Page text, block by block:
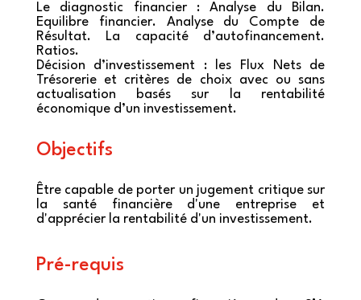
Le diagnostic financier : Analyse du Bilan.
Equilibre financier. Analyse du Compte de
Résultat. La capacité d’autofinancement.
Ratios.
Décision d’investissement : les Flux Nets de
Trésorerie et critères de choix avec ou sans
actualisation basés sur la rentabilité
économique d’un investissement.
Objectifs
Être capable de porter un jugement critique sur
la santé financière d'une entreprise et
d'apprécier la rentabilité d'un investissement.
Pré-requis